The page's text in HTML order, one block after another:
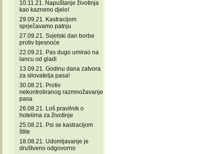
10.11.21. Napuštanje životinja
kao kazneno djelo!
29.09.21. Kastracijom
sprječavamo patnju
27.09.21. Svjetski dan borbe
protiv bjesnoće
22.09.21. Pas dugo umirao na
lancu od gladi
13.09.21. Godinu dana zatvora
za silovatelja pasa!
30.08.21. Protiv
nekontroliranog razmnožavanje
pasa
26.08.21. Loš pravilnik o
hotelima za životinje
25.08.21. Psi se kastracijom
štite
18.08.21. Udomljavanje je
društveno odgovorno